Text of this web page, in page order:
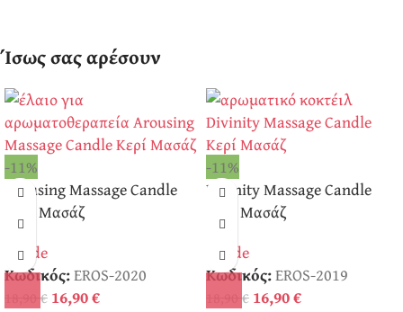
Ίσως σας αρέσουν
-11%
Arousing Massage Candle
Κερί Μασάζ
Swede
Κωδικός:EROS-2020
€ 16,90€
-11%
Divinity Massage Candle
Κερί Μασάζ
Swede
Κωδικός:EROS-2019
€ 16,90€